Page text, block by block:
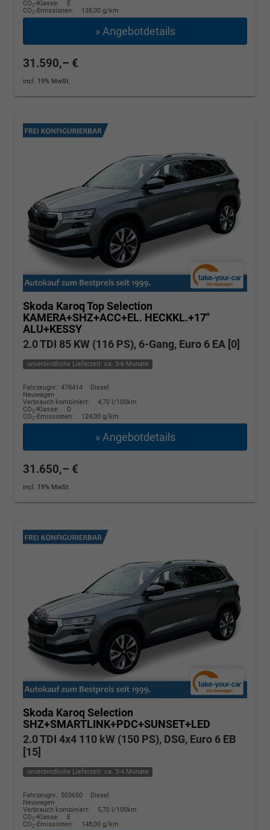
CO2-Klasse:
E
CO2-Emissionen: 138,00 g/km
» Angebotdetails
31.590,– €
incl. 19% MwSt.
Skoda KaroqTop Selection
KAMERA+SHZ+ACC+EL. HECKKL.+17"
ALU+KESSY
2.0 TDI 85 KW (116 PS), 6-Gang, Euro 6 EA [0]
unverbindliche Lieferzeit: ca. 3-6 Monate
Fahrzeugnr.: 478414
Diesel
Neuwagen
Verbrauch kombiniert:
4,70 l/100km
CO2-Klasse:
D
CO2-Emissionen: 124,00 g/km
» Angebotdetails
31.650,– €
incl. 19% MwSt.
Skoda Karoq Selection
SHZ+SMARTLINK+PDC+SUNSET+LED
2.0 TDI 4x4 110 kW (150 PS), DSG, Euro 6 EB
[15]
unverbindliche Lieferzeit: ca. 3-4 Monate
Fahrzeugnr.: 503650
Diesel
Neuwagen
Verbrauch kombiniert:
5,70 l/100km
CO2-Klasse:
E
CO2-Emissionen: 148,00 g/km